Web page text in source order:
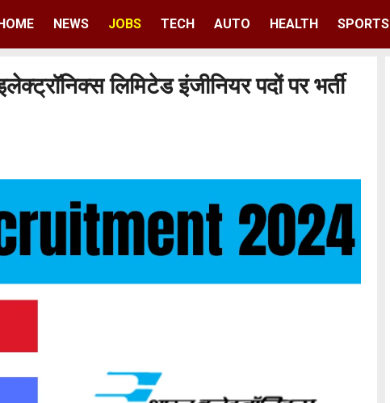
NEWS JOBS TECH AUTO HEALTH SPORTS
लिमिटेड इंजीनियर पदों पर भर्ती